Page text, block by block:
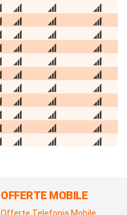
OFFERTE MOBILE